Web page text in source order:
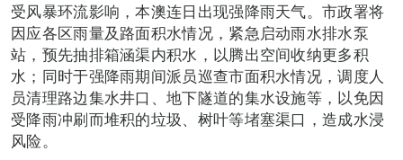
受风暴环流影响，本澳连日出现强降雨天气。市政署将
因应各区雨量及路面积水情况，紧急启动雨水排水泵
站，预先抽排箱涵渠内积水，以腾出空间收纳更多积
水；同时于强降雨期间派员巡查市面积水情况，调度人
员清理路边集水井口、地下隧道的集水设施等，以免因
受降雨冲刷而堆积的垃圾、树叶等堵塞渠口，造成水浸
风险。